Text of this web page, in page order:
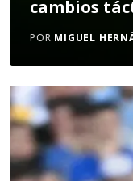
cambios
POR MIGUEL